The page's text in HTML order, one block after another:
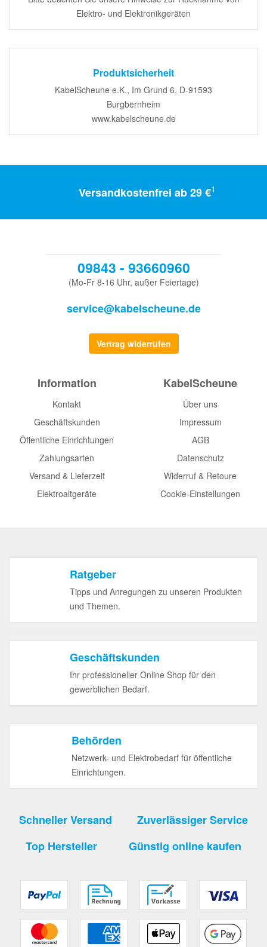
Elektro- und Elektronikgeräten
Produktsicherheit
KabelScheune e.K., Im Grund 6, D-91593
Burgbernheim
www.kabelscheune.de
Versandkostenfrei ab 29 €1
09843 - 93660960
(Mo-Fr 8-16 Uhr, außer Feiertage)
service@kabelscheune.de
Vertrag widerrufen
Information
Kontakt
Geschäftskunden
Öffentliche Einrichtungen
Zahlungsarten
Versand & Lieferzeit
Elektroaltgeräte
KabelScheune
Über uns
Impressum
AGB
Datenschutz
Widerruf & Retoure
Cookie-Einstellungen
Ratgeber
Tipps und Anregungen zu unseren Produkten
und Themen.
Geschäftskunden
Ihr professioneller Online Shop für den
gewerblichen Bedarf.
Behörden
Netzwerk- und Elektrobedarf für öffentliche
Einrichtungen.
Schneller Versand
Zuverlässiger Service
Top Hersteller
Günstig online kaufen